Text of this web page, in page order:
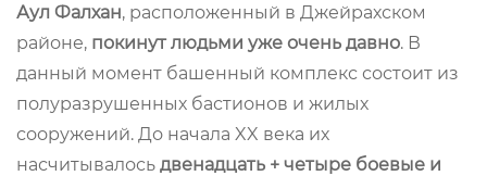
Аул Фалхан, расположенный в Джейрахском
районе, покинут людьми уже очень давно. В
данный момент башенный комплекс состоит из
полуразрушенных бастионов и жилых
сооружений. До начала XX века их
насчитывалось двенадцать + четыре боевые и